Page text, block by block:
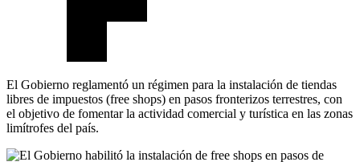
El Gobierno reglamentó un régimen para la instalación de tiendas
libres de impuestos (free shops) en pasos fronterizos terrestres, con
el objetivo de fomentar la actividad comercial y turística en las zonas
limítrofes del país.